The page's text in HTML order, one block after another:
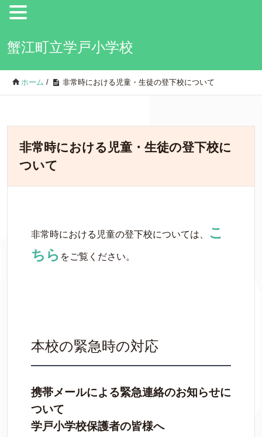
蟹江町立学戸小学校
ホーム / 非常時における児童・生徒の登下校について
非常時における児童・生徒の登下校に
ついて
非常時における児童の登下校については、
こ
ちら をご覧ください。
本校の緊急時の対応
携帯メールによる緊急連絡のお知らせに
ついて
学戸小学校保護者の皆様へ